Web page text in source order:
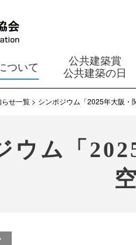
ついて
公共建築賞
公共建築の日
らせ一覧 シンポジウム「2025年大阪・
ウム「